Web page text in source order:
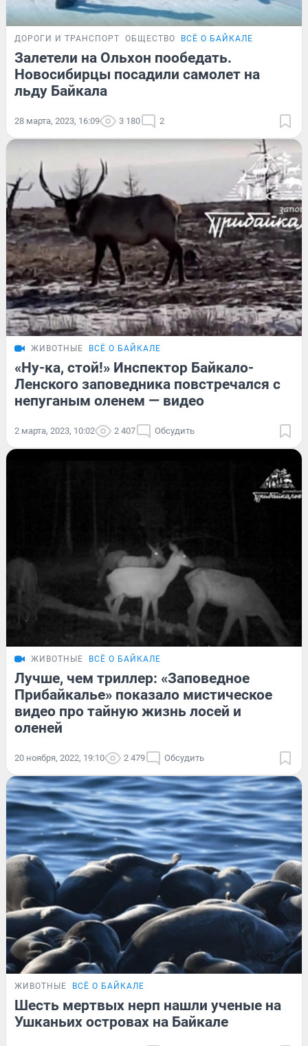
ДОРОГИ И ТРАНСПОРТ ОБЩЕСТВО ВСЁ О БАЙКАЛЕ
Залетели на Ольхон пообедать.
Новосибирцы посадили самолет на
льду Байкала
28 марта, 2023, 16:09 3 180 2
ЖИВОТНЫЕ ВСЁ О БАЙКАЛЕ
«Ну-ка, стой!» Инспектор Байкало-
Ленского заповедника повстречался с
непуганым оленем — видео
2 марта, 2023, 10:02 2 407 Обсудить
ЖИВОТНЫЕ ВСЁ О БАЙКАЛЕ
Лучше, чем триллер: «Заповедное
Прибайкалье» показало мистическое
видео про тайную жизнь лосей и
оленей
20 ноября, 2022, 19:10 2 479 Обсудить
ЖИВОТНЫЕ ВСЁ О БАЙКАЛЕ
Шесть мертвых нерп нашли ученые на
Ушканьих островах на Байкале